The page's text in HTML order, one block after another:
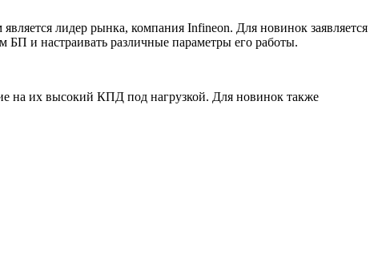
лидер рынка, компания Infineon. Для новинок заявляется
и настраивать различные параметры его работы.
на их высокий КПД под нагрузкой. Для новинок также